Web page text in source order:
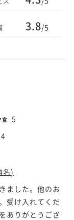
3.8/5
食 5
4
名)
ました。他のお
受け入れてくだ
ありがとうござ